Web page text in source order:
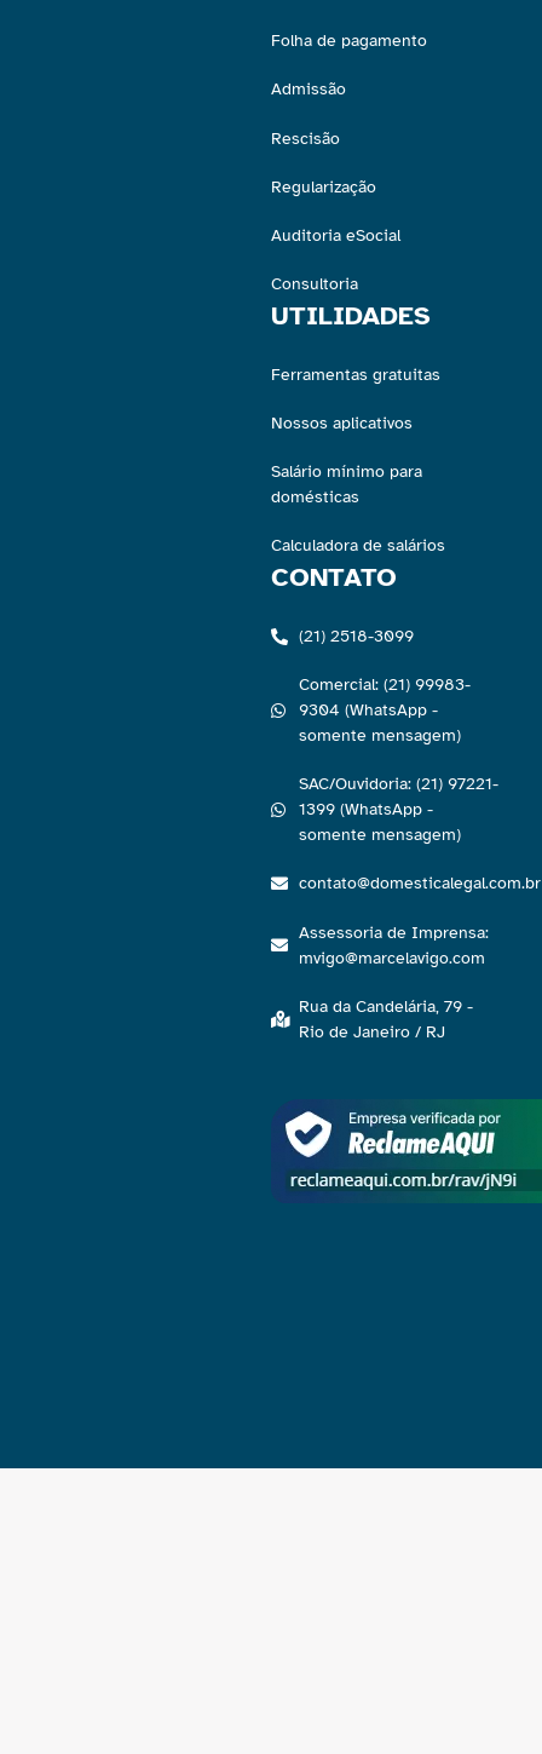
Folha de pagamento
Admissão
Rescisão
Regularização
Auditoria eSocial
Consultoria
UTILIDADES
Ferramentas gratuitas
Nossos aplicativos
Salário mínimo para
domésticas
Calculadora de salários
CONTATO
(21) 2518-3099
Comercial: (21) 99983-
9304 (WhatsApp -
somente mensagem)
SAC/Ouvidoria: (21) 97221-
1399 (WhatsApp -
somente mensagem)
contato@domesticalegal.com.br
Assessoria de Imprensa:
mvigo@marcelavigo.com
Rua da Candelária, 79 -
Rio de Janeiro / RJ